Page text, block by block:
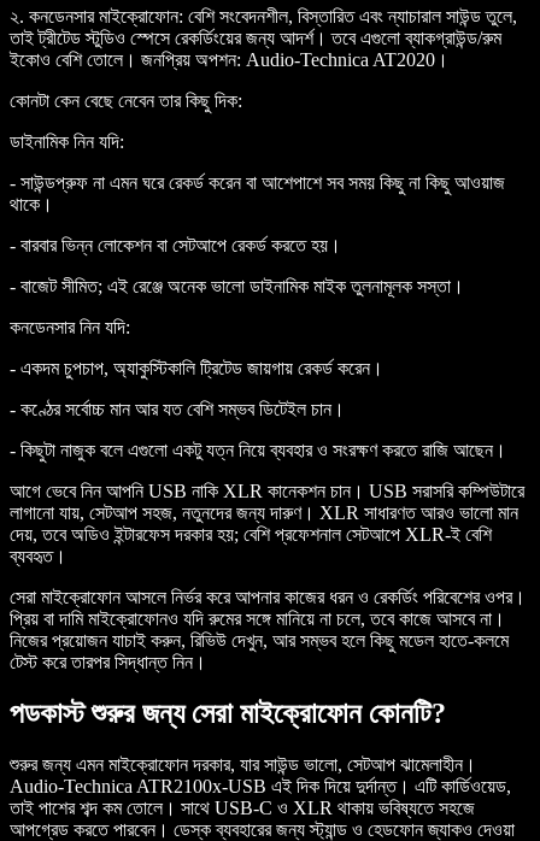
২. কনডেনসার মাইক্রোফোন: বেশি সংবেদনশীল, বিস্তারিত এবং ন্যাচারাল সাউন্ড তুলে,
তাই ট্রীটেড স্টুডিও স্পেসে রেকর্ডিংয়ের জন্য আদর্শ। তবে এগুলো ব্যাকগ্রাউন্ড/রুম
ইকোও বেশি তোলে। জনপ্রিয় অপশন: Audio-Technica AT2020।
কোনটা কেন বেছে নেবেন তার কিছু দিক:
ডাইনামিক নিন যদি:
- সাউন্ডপ্রুফ না এমন ঘরে রেকর্ড করেন বা আশেপাশে সব সময় কিছু না কিছু আওয়াজ
থাকে।
- বারবার ভিন্ন লোকেশন বা সেটআপে রেকর্ড করতে হয়।
- বাজেট সীমিত; এই রেঞ্জে অনেক ভালো ডাইনামিক মাইক তুলনামূলক সস্তা।
কনডেনসার নিন যদি:
- একদম চুপচাপ, অ্যাকুস্টিকালি ট্রিটেড জায়গায় রেকর্ড করেন।
- কণ্ঠের সর্বোচ্চ মান আর যত বেশি সম্ভব ডিটেইল চান।
- কিছুটা নাজুক বলে এগুলো একটু যত্ন নিয়ে ব্যবহার ও সংরক্ষণ করতে রাজি আছেন।
আগে ভেবে নিন আপনি USB নাকি XLR কানেকশন চান। USB সরাসরি কম্পিউটারে
লাগানো যায়, সেটআপ সহজ, নতুনদের জন্য দারুণ। XLR সাধারণত আরও ভালো মান
দেয়, তবে অডিও ইন্টারফেস দরকার হয়; বেশি প্রফেশনাল সেটআপে XLR-ই বেশি
ব্যবহৃত।
সেরা মাইক্রোফোন আসলে নির্ভর করে আপনার কাজের ধরন ও রেকর্ডিং পরিবেশের ওপর।
প্রিয় বা দামি মাইক্রোফোনও যদি রুমের সঙ্গে মানিয়ে না চলে, তবে কাজে আসবে না।
নিজের প্রয়োজন যাচাই করুন, রিভিউ দেখুন, আর সম্ভব হলে কিছু মডেল হাতে-কলমে
টেস্ট করে তারপর সিদ্ধান্ত নিন।
পডকাস্ট শুরুর জন্য সেরা মাইক্রোফোন কোনটি?
শুরুর জন্য এমন মাইক্রোফোন দরকার, যার সাউন্ড ভালো, সেটআপ ঝামেলাহীন।
Audio-Technica ATR2100x-USB এই দিক দিয়ে দুর্দান্ত। এটি কার্ডিওয়েড,
তাই পাশের শব্দ কম তোলে। সাথে USB-C ও XLR থাকায় ভবিষ্যতে সহজে
আপগ্রেড করতে পারবেন। ডেস্ক ব্যবহারের জন্য স্ট্যান্ড ও হেডফোন জ্যাকও দেওয়া